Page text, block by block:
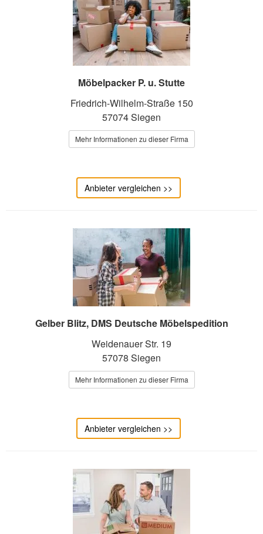
Möbelpacker P. u. Stutte
Friedrich-Wilhelm-Straße 150
57074 Siegen
Mehr Informationen zu dieser Firma
Anbieter vergleichen >>
Gelber Blitz, DMS Deutsche Möbelspedition
Weidenauer Str. 19
57078 Siegen
Mehr Informationen zu dieser Firma
Anbieter vergleichen >>